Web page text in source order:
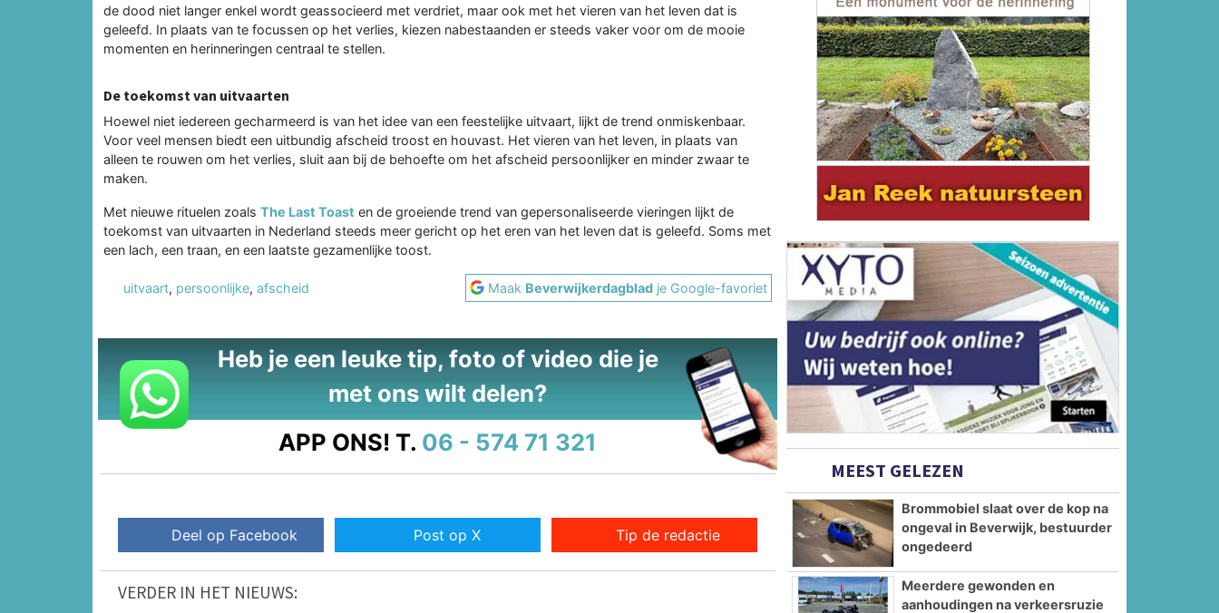
de dood niet langer enkel wordt geassocieerd met verdriet, maar ook met het vieren van het leven dat is
geleefd. In plaats van te focussen op het verlies, kiezen nabestaanden er steeds vaker voor om de mooie
momenten en herinneringen centraal te stellen.
De toekomst van uitvaarten
Hoewel niet iedereen gecharmeerd is van het idee van een feestelijke uitvaart, lijkt de trend onmiskenbaar.
Voor veel mensen biedt een uitbundig afscheid troost en houvast. Het vieren van het leven, in plaats van
alleen te rouwen om het verlies, sluit aan bij de behoefte om het afscheid persoonlijker en minder zwaar te
maken.
Met nieuwe rituelen zoals The Last Toast en de groeiende trend van gepersonaliseerde vieringen lijkt de
toekomst van uitvaarten in Nederland steeds meer gericht op het eren van het leven dat is geleefd. Soms met
een lach, een traan, en een laatste gezamenlijke toost.
uitvaart, persoonlijke, afscheid Maak Beverwijkerdagblad je Google-favoriet
Heb je een leuke tip, foto of video die je
met ons wilt delen?
APP ONS! T. 06 - 574 71 321
Deel op Facebook Post op X Tip de redactie
VERDER IN HET NIEUWS:
MEEST GELEZEN
Brommobiel slaat over de kop na
ongeval in Beverwijk, bestuurder
ongedeerd
Meerdere gewonden en
aanhoudingen na verkeersruzie